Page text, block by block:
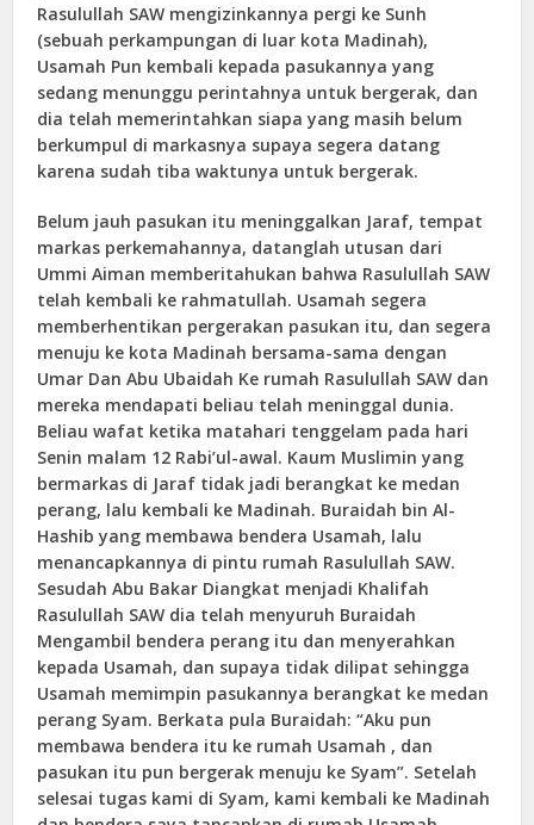
Rasulullah SAW mengizinkannya pergi ke Sunh
(sebuah perkampungan di luar kota Madinah),
Usamah Pun kembali kepada pasukannya yang
sedang menunggu perintahnya untuk bergerak, dan
dia telah memerintahkan siapa yang masih belum
berkumpul di markasnya supaya segera datang
karena sudah tiba waktunya untuk bergerak.
Belum jauh pasukan itu meninggalkan Jaraf, tempat
markas perkemahannya, datanglah utusan dari
Ummi Aiman memberitahukan bahwa Rasulullah SAW
telah kembali ke rahmatullah. Usamah segera
memberhentikan pergerakan pasukan itu, dan segera
menuju ke kota Madinah bersama-sama dengan
Umar Dan Abu Ubaidah Ke rumah Rasulullah SAW dan
mereka mendapati beliau telah meninggal dunia.
Beliau wafat ketika matahari tenggelam pada hari
Senin malam 12 Rabi’ul-awal. Kaum Muslimin yang
bermarkas di Jaraf tidak jadi berangkat ke medan
perang, lalu kembali ke Madinah. Buraidah bin Al-
Hashib yang membawa bendera Usamah, lalu
menancapkannya di pintu rumah Rasulullah SAW.
Sesudah Abu Bakar Diangkat menjadi Khalifah
Rasulullah SAW dia telah menyuruh Buraidah
Mengambil bendera perang itu dan menyerahkan
kepada Usamah, dan supaya tidak dilipat sehingga
Usamah memimpin pasukannya berangkat ke medan
perang Syam. Berkata pula Buraidah: “Aku pun
membawa bendera itu ke rumah Usamah , dan
pasukan itu pun bergerak menuju ke Syam”. Setelah
selesai tugas kami di Syam, kami kembali ke Madinah